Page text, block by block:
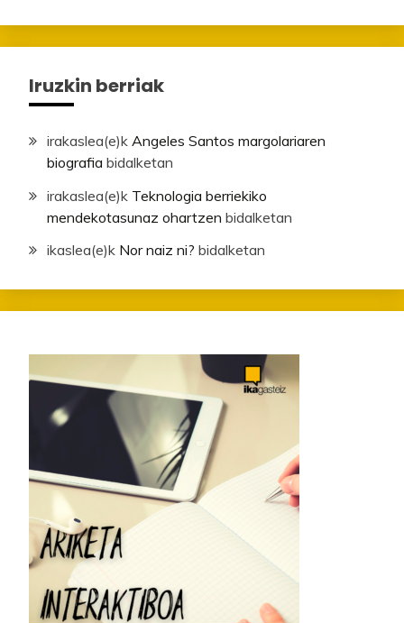
Iruzkin berriak
irakaslea(e)k Angeles Santos margolariaren
biografia bidalketan
irakaslea(e)k Teknologia berriekiko
mendekotasunaz ohartzen bidalketan
ikaslea(e)k Nor naiz ni? bidalketan